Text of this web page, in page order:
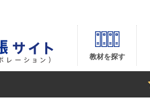
教材を探す